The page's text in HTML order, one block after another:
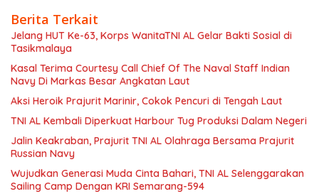
Berita Terkait
Jelang HUT Ke-63, Korps WanitaTNI AL Gelar Bakti Sosial di
Tasikmalaya
Kasal Terima Courtesy Call Chief Of The Naval Staff Indian
Navy Di Markas Besar Angkatan Laut
Aksi Heroik Prajurit Marinir, Cokok Pencuri di Tengah Laut
TNI AL Kembali Diperkuat Harbour Tug Produksi Dalam Negeri
Jalin Keakraban, Prajurit TNI AL Olahraga Bersama Prajurit
Russian Navy
Wujudkan Generasi Muda Cinta Bahari, TNI AL Selenggarakan
Sailing Camp Dengan KRI Semarang-594